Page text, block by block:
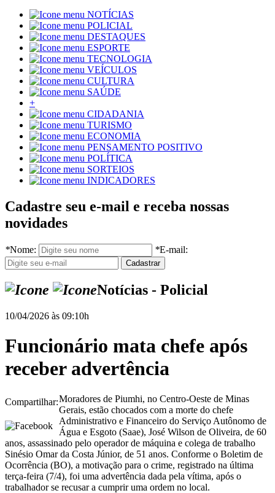
NOTÍCIAS
POLICIAL
DESTAQUES
ESPORTE
TECNOLOGIA
VEÍCULOS
CULTURA
SAÚDE
+
CIDADANIA
TURISMO
ECONOMIA
PENSAMENTO POSITIVO
POLÍTICA
SORTEIOS
INDICADORES
Cadastre seu e-mail e receba nossas
novidades
*Nome: *E-mail:
Notícias - Policial
10/04/2026 às 09:10h
Funcionário mata chefe após
receber advertência
Compartilhar:Moradores de Piumhi, no Centro-Oeste de Minas
Gerais, estão chocados com a morte do chefe
Administrativo e Financeiro do Serviço Autônomo de
Água e Esgoto (Saae), José Wilson de Oliveira, de 60
anos, assassinado pelo operador de máquina e colega de trabalho
Sinésio Omar da Costa Júnior, de 51 anos. Conforme o Boletim de
Ocorrência (BO), a motivação para o crime, registrado na última
terça-feira (7/4), foi uma advertência dada pela vítima, após o
trabalhador se recusar a cumprir uma ordem no local.